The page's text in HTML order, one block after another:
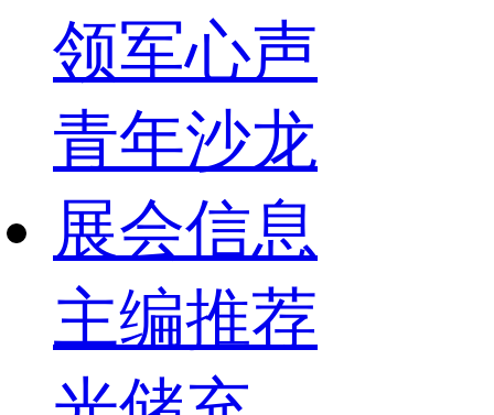
领军心声
青年沙龙
展会信息
主编推荐